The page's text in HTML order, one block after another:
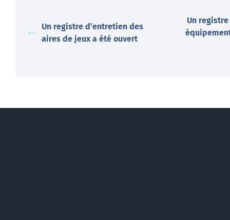
Un registre d’entretien des
aires de jeux a été ouvert
Un